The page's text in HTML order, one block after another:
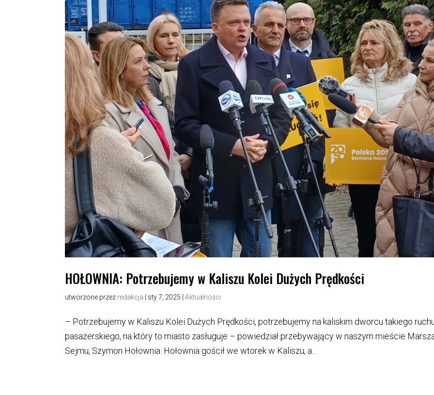
HOŁOWNIA: Potrzebujemy w Kaliszu Kolei Dużych Prędkości
utworzone przez redakcja sty 7, 2025 |Aktualności
– Potrzebujemy w Kaliszu Kolei Dużych Prędkości, potrzebujemy na kaliskim dworcu takiego
pasażerskiego, na który to miasto zasługuje – powiedział przebywający w naszym mieście
Sejmu, Szymon Hołownia. Hołownia gościł we wtorek w Kaliszu, a...